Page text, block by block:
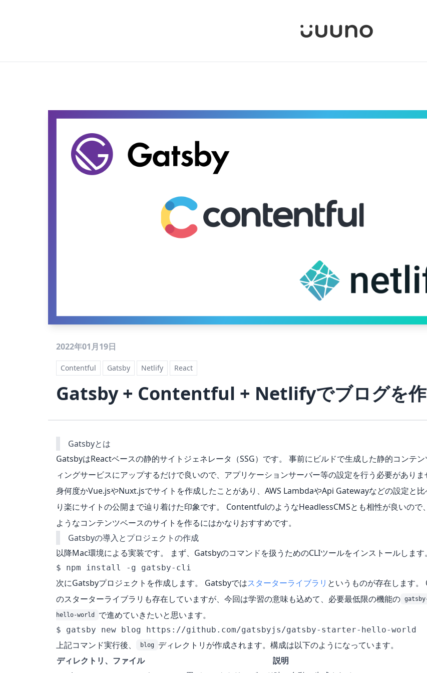
2022年01月19日
Contentful Gatsby Netlify React
Gatsby + Contentful + Netlifyでブログを
Gatsbyとは
GatsbyはReactベースの静的サイトジェネレータ（SSG）です。 事前にビルドで生成した静的コンテ
ィングサービスにアップするだけで良いので、アプリケーションサーバー等の設定を行う必要がありま
身何度かVue.jsやNuxt.jsでサイトを作成したことがあり、AWS LambdaやApi Gatewayなどの設定と比
り楽にサイトの公開まで辿り着けた印象です。 ContentfulのようなHeadlessCMSとも相性が良いので
ようなコンテンツベースのサイトを作るにはかなりおすすめです。
Gatsbyの導入とプロジェクトの作成
以降Mac環境による実装です。 まず、Gatsbyのコマンドを扱うためのCLIツールをインストールします。
$ npm install -g gatsby-cli
次にGatsbyプロジェクトを作成します。 Gatsbyではスターターライブラリ というものが存在します
のスターターライブラリも存在していますが、今回は学習の意味も込めて、必要最低限の機能の
hello-world で進めていきたいと思います。
$ gatsby new blog https://github.com/gatsbyjs/gatsby-starter-hello-world
上記コマンド実行後、 blog
ディレクトリが作成されます。構成は以下のようになっています。
ディレクトリ、ファイル
説明